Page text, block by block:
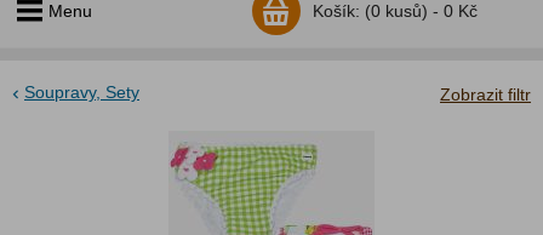
Menu Košík: (0 kusů) - 0 Kč
Zobrazit filtr
Soupravy, Sety